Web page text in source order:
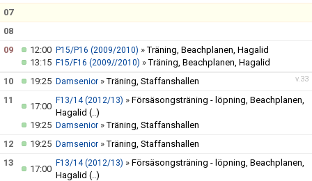
07
08
09
12:00 P15/P16 (2009/2010) »Träning, Beachplanen, Hagalid
13:15 F15/F16 (2009//2010) »Träning, Beachplanen, Hagalid
v.33
10 19:25 Damsenior »Träning, Staffanshallen
11
17:00
F13/14 (2012/13) » Försäsongsträning - löpning, Beachplanen,
Hagalid (..)
19:25 Damsenior »Träning, Staffanshallen
12
19:25 Damsenior »Träning, Staffanshallen
13
17:00
F13/14 (2012/13) » Försäsongsträning - löpning, Beachplanen,
Hagalid (..)